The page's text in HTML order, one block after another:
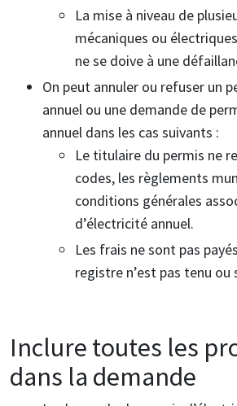
La mise à niveau de
mécaniques ou
ne se doive à une
On peut annuler ou refuser un
annuel ou une demande de
annuel dans les cas suivants :
Le titulaire du permis ne
codes, les règlements
conditions générales
d’électricité annuel.
Les frais ne sont pas
registre n’est pas tenu ou
Inclure toutes les
dans la demande